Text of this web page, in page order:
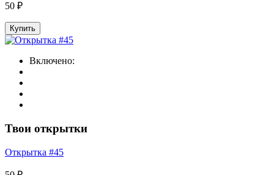
50 ₽
Купить
Включено:
Твои открытки
Открытка #45